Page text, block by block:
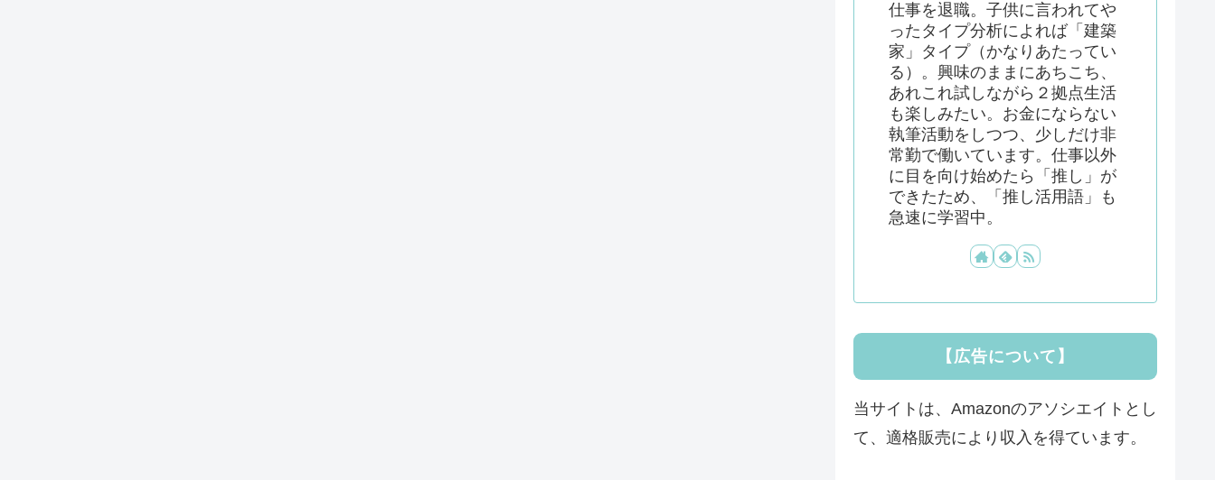
仕事を退職。子供に言われてや
ったタイプ分析によれば「建築
家」タイプ（かなりあたってい
る）。興味のままにあちこち、
あれこれ試しながら２拠点生活
も楽しみたい。お金にならない
執筆活動をしつつ、少しだけ非
常勤で働いています。仕事以外
に目を向け始めたら「推し」が
できたため、「推し活用語」も
急速に学習中。
【広告について】
当サイトは、Amazonのアソシエイトとし
て、適格販売により収入を得ています。